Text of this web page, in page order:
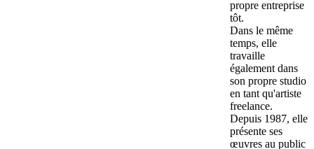
propre entreprise
tôt.
Dans le même
temps, elle
travaille
également dans
son propre studio
en tant qu'artiste
freelance.
Depuis 1987, elle
présente ses
œuvres au public